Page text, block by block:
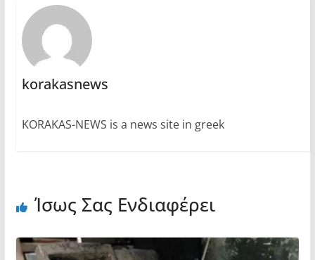
korakasnews
KORAKAS-NEWS is a news site in greek
Ίσως Σας Ενδιαφέρει